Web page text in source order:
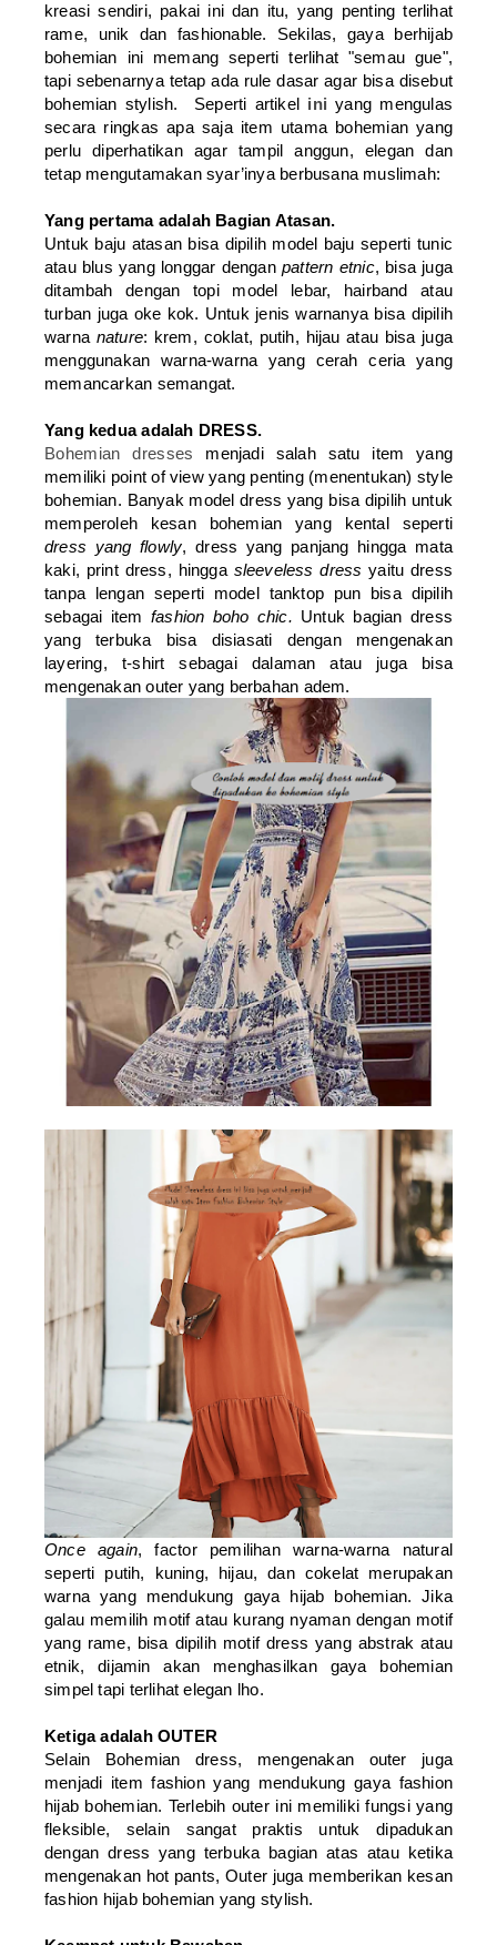
kreasi sendiri, pakai ini dan itu, yang penting terlihat
rame, unik dan fashionable. Sekilas, gaya berhijab
bohemian ini memang seperti terlihat "semau gue",
tapi sebenarnya tetap ada rule dasar agar bisa disebut
bohemian stylish. Seperti artikel ini yang mengulas
secara ringkas apa saja item utama bohemian yang
perlu diperhatikan agar tampil anggun, elegan dan
tetap mengutamakan syar’inya berbusana muslimah:
Yang pertama adalah Bagian Atasan.
Untuk baju atasan bisa dipilih model baju seperti tunic
atau blus yang longgar denganpattern etnic, bisa juga
ditambah dengan topi model lebar, hairband atau
turban juga oke kok. Untuk jenis warnanya bisa dipilih
warna nature: krem, coklat, putih, hijau atau bisa juga
menggunakan warna-warna yang cerah ceria yang
memancarkan semangat.
Yang kedua adalah DRESS.
Bohemian dresses menjadi salah satu item yang
memiliki point of view yang penting (menentukan) style
bohemian. Banyak model dress yang bisa dipilih untuk
memperoleh kesan bohemian yang kental seperti
dress yang flowly, dress yang panjang hingga mata
kaki, print dress, hingga sleeveless dress yaitu dress
tanpa lengan seperti model tanktop pun bisa dipilih
sebagai item fashion boho chic. Untuk bagian dress
yang terbuka bisa disiasati dengan mengenakan
layering, t-shirt sebagai dalaman atau juga bisa
mengenakan outer yang berbahan adem.
Once again, factor pemilihan warna-warna natural
seperti putih, kuning, hijau, dan cokelat merupakan
warna yang mendukung gaya hijab bohemian. Jika
galau memilih motif atau kurang nyaman dengan motif
yang rame, bisa dipilih motif dress yang abstrak atau
etnik, dijamin akan menghasilkan gaya bohemian
simpel tapi terlihat elegan lho.
Ketiga adalah OUTER
Selain Bohemian dress, mengenakan outer juga
menjadi item fashion yang mendukung gaya fashion
hijab bohemian. Terlebih outer ini memiliki fungsi yang
fleksible, selain sangat praktis untuk dipadukan
dengan dress yang terbuka bagian atas atau ketika
mengenakan hot pants, Outer juga memberikan kesan
fashion hijab bohemian yang stylish.